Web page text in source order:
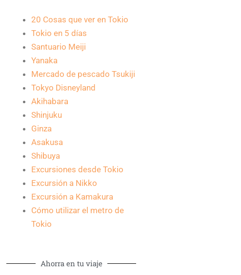
20 Cosas que ver en Tokio
Tokio en 5 días
Santuario Meiji
Yanaka
Mercado de pescado Tsukiji
Tokyo Disneyland
Akihabara
Shinjuku
Ginza
Asakusa
Shibuya
Excursiones desde Tokio
Excursión a Nikko
Excursión a Kamakura
Cómo utilizar el metro de
Tokio
Ahorra en tu viaje